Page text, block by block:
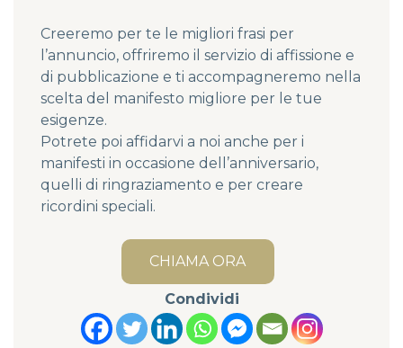
Creeremo per te le migliori frasi per
l’annuncio, offriremo il servizio di affissione e
di pubblicazione e ti accompagneremo nella
scelta del manifesto migliore per le tue
esigenze.
Potrete poi affidarvi a noi anche per i
manifesti in occasione dell’anniversario,
quelli di ringraziamento e per creare
ricordini speciali.
CHIAMA ORA
Condividi